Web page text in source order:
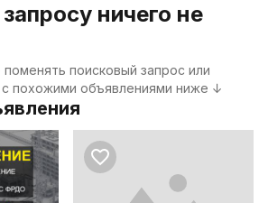
ничего не
поисковый запрос или
с похожими объявлениями ниже ↓